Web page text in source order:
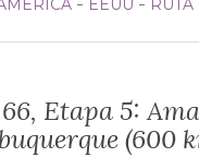
Etapa 5:
(600